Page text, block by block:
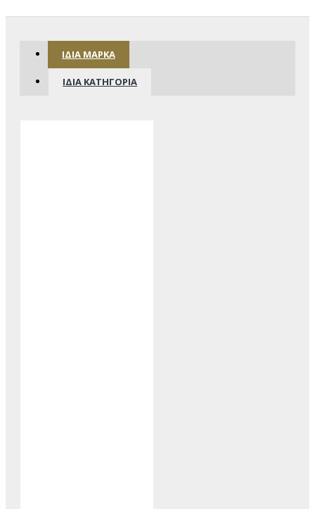
ΊΔΙΑ ΜΆΡΚΑ
ΊΔΙΑ ΚΑΤΗΓΟΡΊΑ